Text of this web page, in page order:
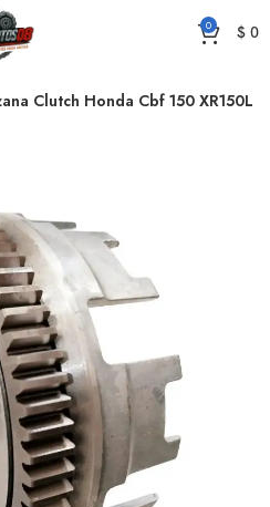
0 $0
Clutch Honda Cbf 150 XR150L